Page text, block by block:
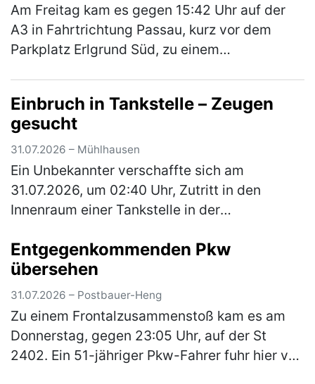
Am Freitag kam es gegen 15:42 Uhr auf der
A3 in Fahrtrichtung Passau, kurz vor dem
Parkplatz Erlgrund Süd, zu einem
(mehr)
Einbruch in Tankstelle – Zeugen
gesucht
31.07.2026 – Mühlhausen
Ein Unbekannter verschaffte sich am
31.07.2026, um 02:40 Uhr, Zutritt in den
Innenraum einer Tankstelle in der
dortigen Schiebetüre einschlug. Aus dem
Innen…(mehr)
Entgegenkommenden Pkw
übersehen
31.07.2026 – Postbauer-Heng
Zu einem Frontalzusammenstoß kam es am
Donnerstag, gegen 23:05 Uhr, auf der St
2402. Ein 51-jähriger Pkw-Fahrer fuhr hier von